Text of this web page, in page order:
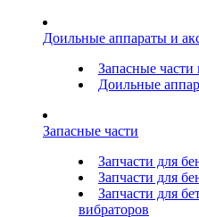
Доильные аппараты и
Запасные
Доильные
Запасные части
Запчасти для
Запчасти для
Запчасти для
вибраторов